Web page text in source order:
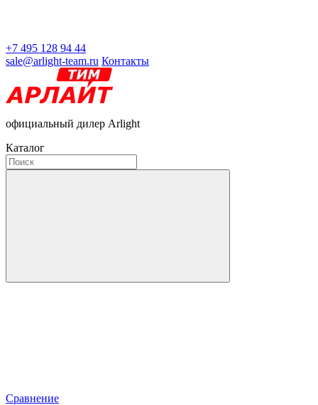
+7 495 128 94 44
sale@arlight-team.ru Контакты
официальный дилер Arlight
Каталог
Сравнение